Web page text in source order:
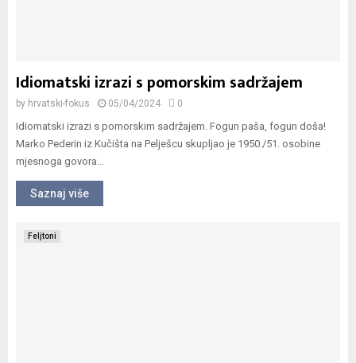
Idiomatski izrazi s pomorskim sadržajem
by hrvatski-fokus 05/04/2024 0
Idiomatski izrazi s pomorskim sadržajem. Fogun paša, fogun doša!
Marko Pederin iz Kučišta na Pelješcu skupljao je 1950./51. osobine
mjesnoga govora...
Saznaj više
Feljtoni